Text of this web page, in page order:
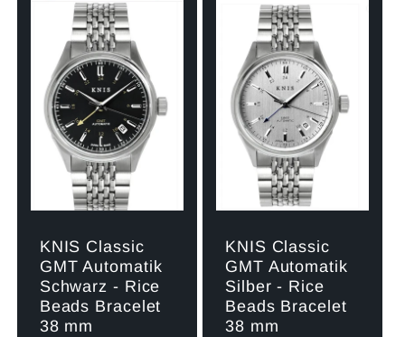
Default
Title
Default
Title
KNIS Classic
GMT Automatik
Schwarz - Rice
Beads Bracelet
38 mm
KNIS Classic
GMT Automatik
Silber - Rice
Beads Bracelet
38 mm